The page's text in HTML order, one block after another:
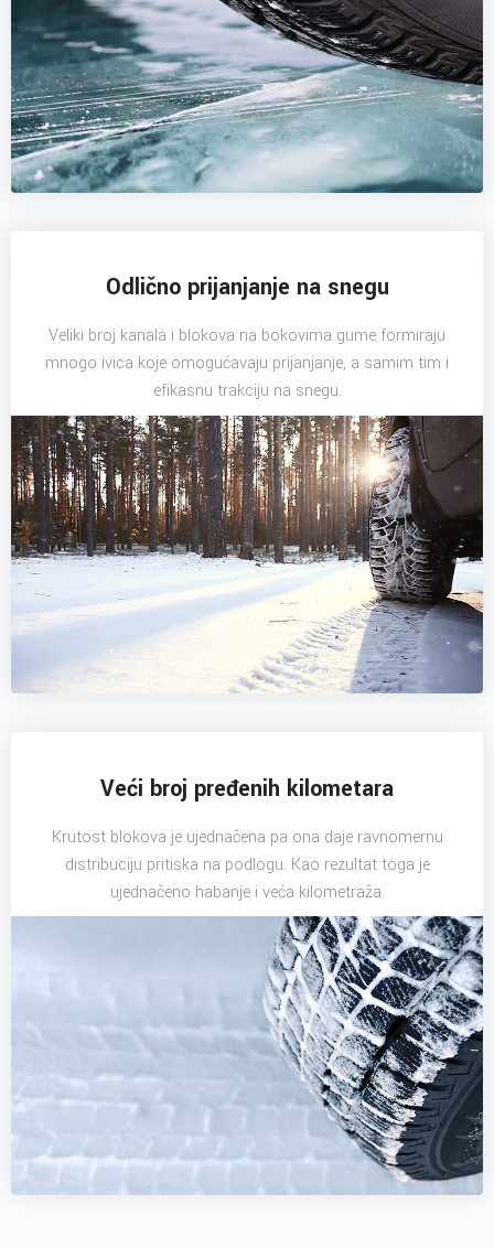
Odlično prijanjanje na snegu
Veliki broj kanala i blokova na bokovima gume formiraju
mnogo ivica koje omogućavaju prijanjanje, a samim tim i
efikasnu trakciju na snegu.
Veći broj pređenih kilometara
Krutost blokova je ujednačena pa ona daje ravnomernu
distribuciju pritiska na podlogu. Kao rezultat toga je
ujednačeno habanje i veća kilometraža.